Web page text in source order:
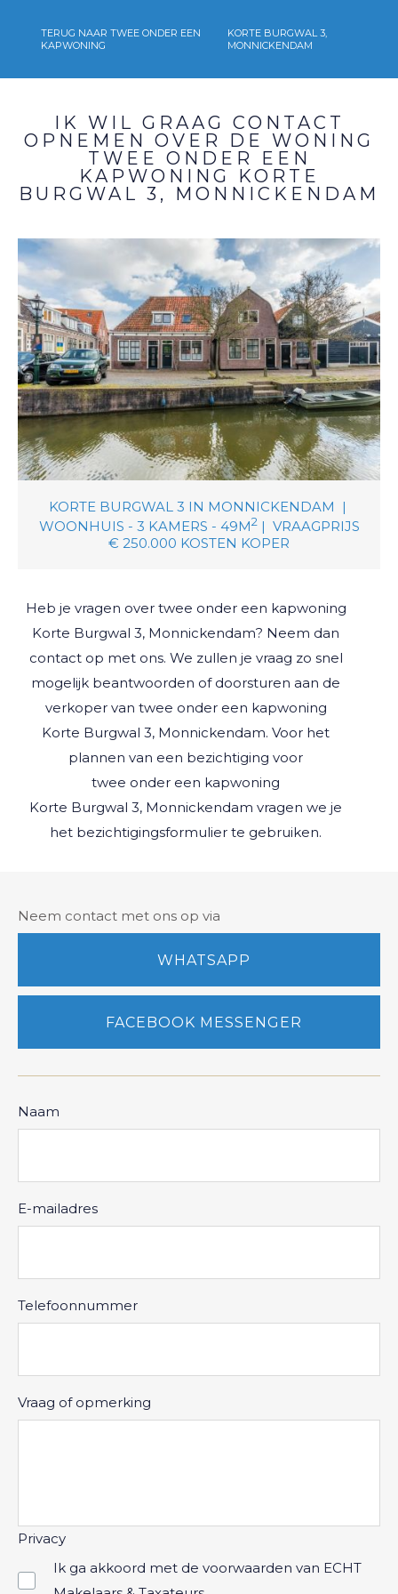
TERUG NAAR TWEE ONDER EEN
KAPWONING
KORTE BURGWAL 3,
MONNICKENDAM
IK WIL GRAAG CONTACT
OPNEMEN OVER DE WONING
TWEE ONDER EEN
KAPWONING
KORTE
BURGWAL 3, MONNICKENDAM
KORTE BURGWAL 3 IN MONNICKENDAM |
WOONHUIS - 3 KAMERS - 49M2| VRAAGPRIJS
€ 250.000 KOSTEN KOPER
Heb je vragen over twee onder een kapwoning
Korte Burgwal 3, Monnickendam? Neem dan
contact op met ons. We zullen je vraag zo snel
mogelijk beantwoorden of doorsturen aan de
verkoper van twee onder een kapwoning
Korte Burgwal 3, Monnickendam. Voor het
plannen van een bezichtiging voor
twee onder een kapwoning
Korte Burgwal 3, Monnickendam vragen we je
het bezichtigingsformulier te gebruiken.
Neem contact met ons op via
WHATSAPP
FACEBOOK MESSENGER
Naam
E-mailadres
Telefoonnummer
Vraag of opmerking
Privacy
Ik ga akkoord met de voorwaarden van ECHT